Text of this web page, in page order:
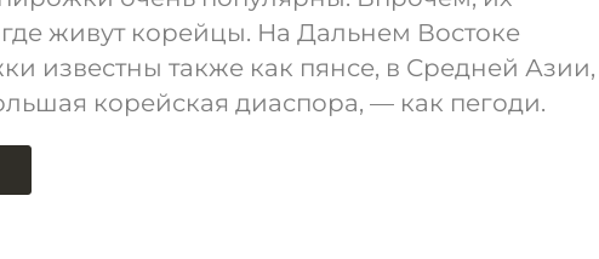
живут корейцы. На Дальнем Востоке
известны также как пянсе, в Средней Азии,
корейская диаспора, — как пегоди.